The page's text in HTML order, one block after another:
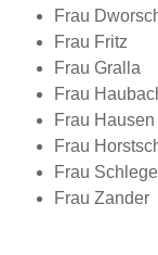
Frau
Frau Fritz
Frau Gralla
Frau
Frau Hausen
Frau
Frau Schlegel
Frau Zander